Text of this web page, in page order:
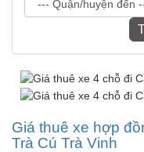
Giá thuê xe hợp
Trà Cú Trà Vinh